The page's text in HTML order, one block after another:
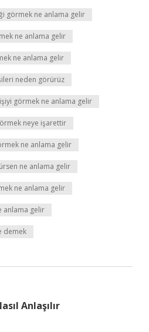
görmek ne anlama gelir
ne anlama gelir
ne anlama gelir
neden görürüz
görmek ne anlama gelir
neye işarettir
ne anlama gelir
ne anlama gelir
ne anlama gelir
anlama gelir
demek
Anlaşılır